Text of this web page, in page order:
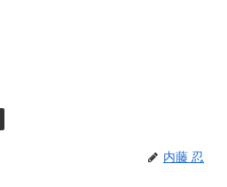
内藤 忍